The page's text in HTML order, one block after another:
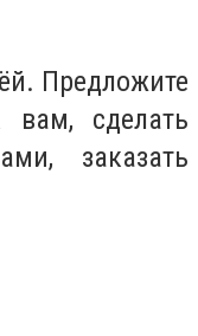
Предложите
вам, сделать
заказать